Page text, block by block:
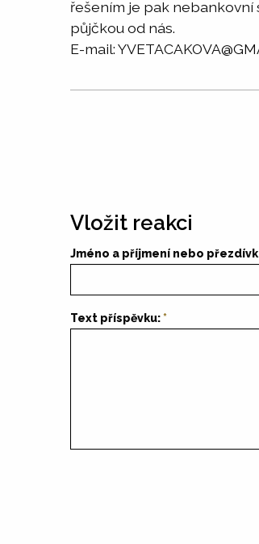
řešením je pak
půjčkou od nás.
E-mail:
Vložit reakci
Jméno a příjmení nebo
Text příspěvku: